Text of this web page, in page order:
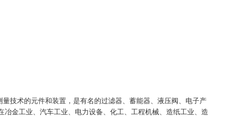
技术的元件和装置，是有名的过滤器、蓄能器、液压阀、电子产
金工业、汽车工业、电力设备、化工、工程机械、造纸工业、造